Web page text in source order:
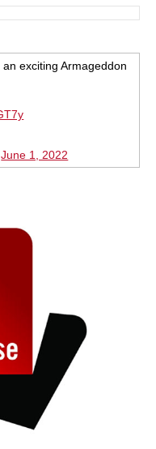
exciting Armageddon
June 1, 2022